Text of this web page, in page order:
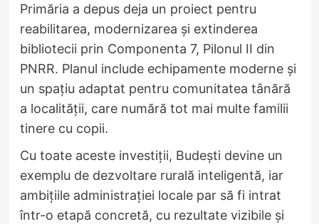
Primăria a depus deja un proiect pentru
reabilitarea, modernizarea și extinderea
bibliotecii prin Componenta 7, Pilonul II din
PNRR. Planul include echipamente moderne și
un spațiu adaptat pentru comunitatea tânără
a localității, care numără tot mai multe familii
tinere cu copii.
Cu toate aceste investiții, Budești devine un
exemplu de dezvoltare rurală inteligentă, iar
ambițiile administrației locale par să fi intrat
într-o etapă concretă, cu rezultate vizibile și